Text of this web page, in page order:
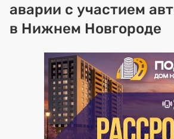
Статьи
Здоровье
BORЩ
Искусство
Премия 2026
аварии с участием
в Нижнем Новгороде